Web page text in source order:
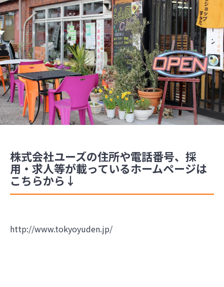
株式会社ユーズの住所や電話番号、採
用・求人等が載っているホームページは
こちらから↓
http://www.tokyoyuden.jp/